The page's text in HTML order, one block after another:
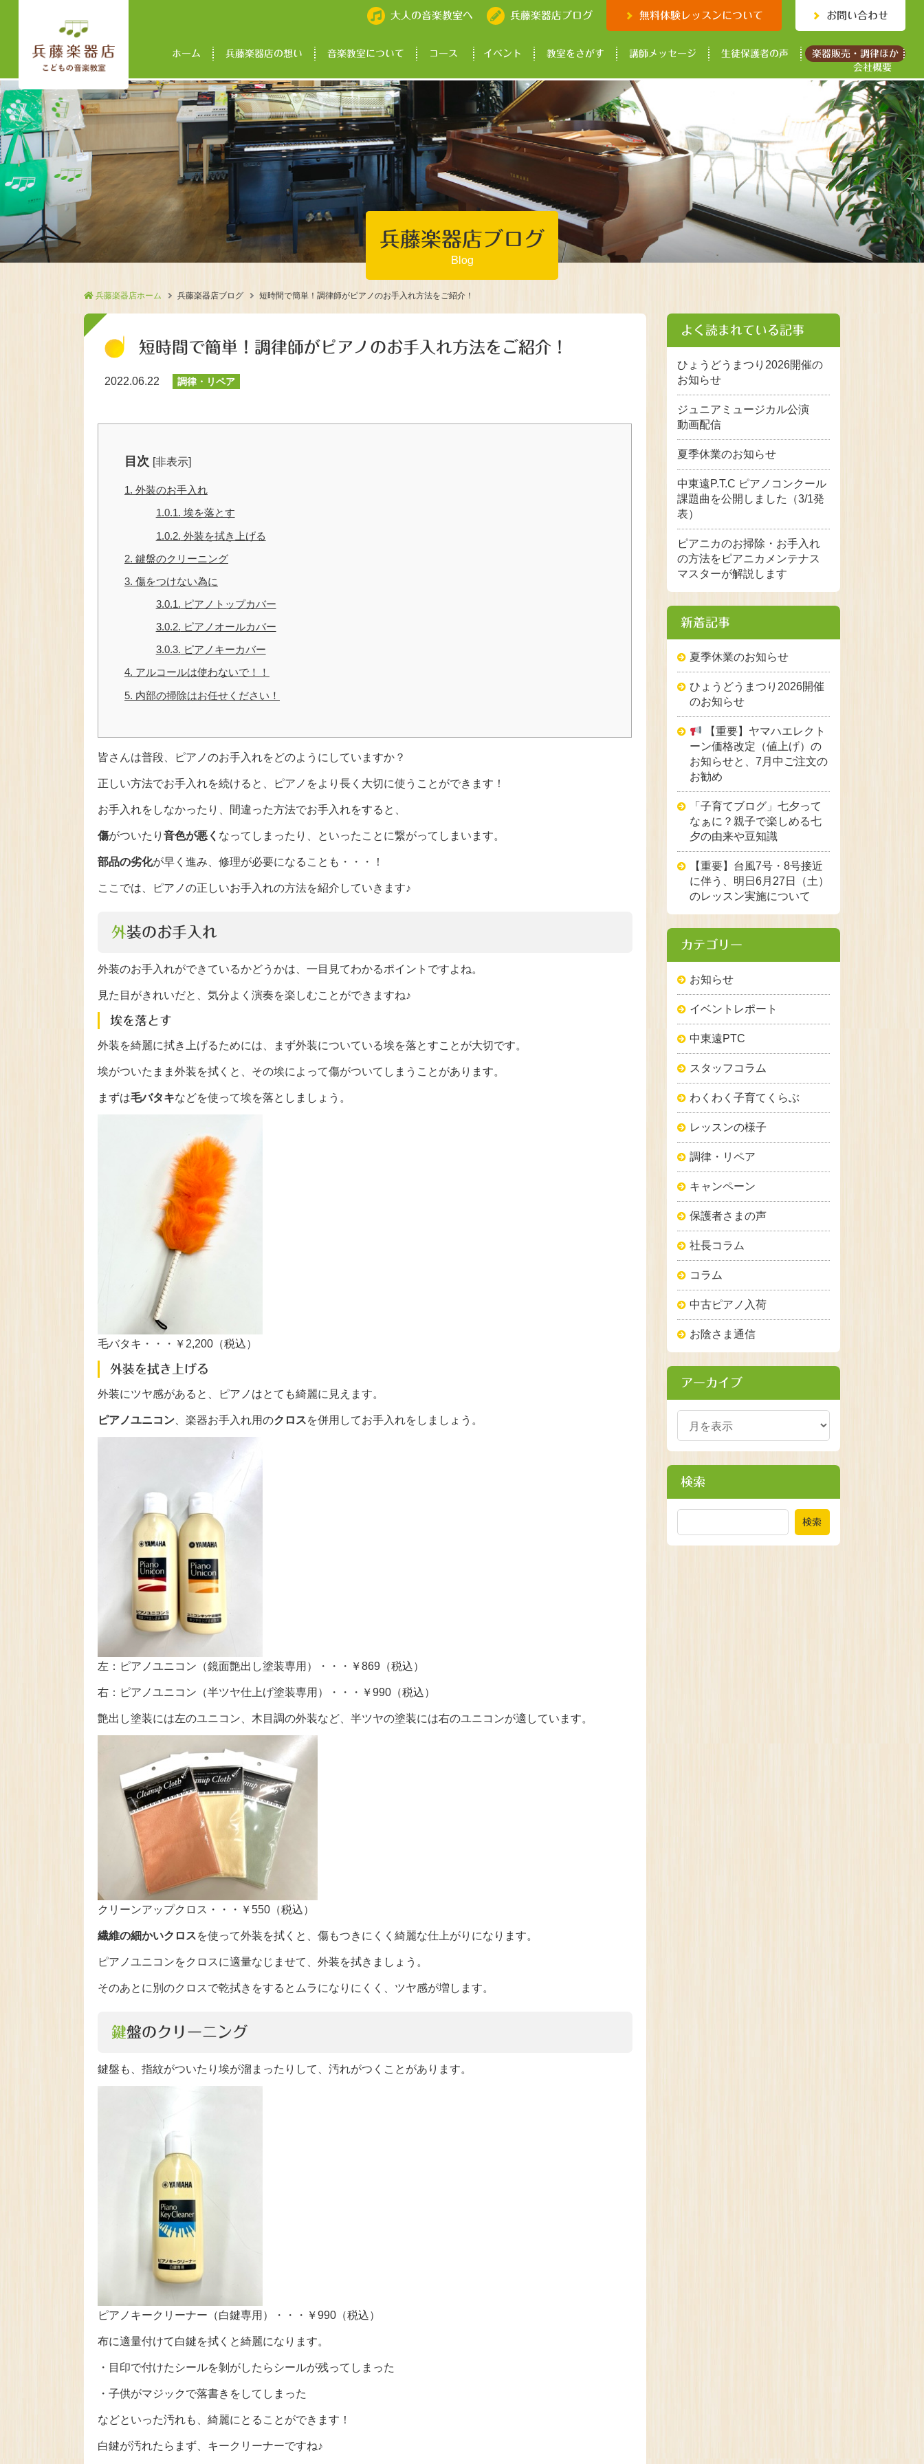
大人の音楽教室へ 兵藤楽器店ブログ 無料体験レッスンについて お問い合わせ
ホーム 兵藤楽器店の想い 音楽教室について コース イベント 教室をさがす 講師メッセージ 生徒保護者の声
楽器販売・調律ほか
会社概要
兵藤楽器店ブログ
Blog
兵藤楽器店ホーム 兵藤楽器店ブログ 短時間で簡単！調律師がピアノのお手入れ方法をご紹介！
短時間で簡単！調律師がピアノのお手入れ方法をご紹介！
2022.06.22 調律・リペア
目次 [非表示]
1. 外装のお手入れ
1.0.1. 埃を落とす
1.0.2. 外装を拭き上げる
2. 鍵盤のクリーニング
3. 傷をつけない為に
3.0.1. ピアノトップカバー
3.0.2. ピアノオールカバー
3.0.3. ピアノキーカバー
4. アルコールは使わないで！！
5. 内部の掃除はお任せください！
皆さんは普段、ピアノのお手入れをどのようにしていますか？
正しい方法でお手入れを続けると、ピアノをより長く大切に使うことができます！
お手入れをしなかったり、間違った方法でお手入れをすると、
傷がついたり 音色が悪く なってしまったり、といったことに繋がってしまいます。
部品の劣化が早く進み、修理が必要になることも・・・！
ここでは、ピアノの正しいお手入れの方法を紹介していきます♪
外装のお手入れ
外装のお手入れができているかどうかは、一目見てわかるポイントですよね。
見た目がきれいだと、気分よく演奏を楽しむことができますね♪
埃を落とす
外装を綺麗に拭き上げるためには、まず外装についている埃を落とすことが大切です。
埃がついたまま外装を拭くと、その埃によって傷がついてしまうことがあります。
まずは毛バタキなどを使って埃を落としましょう。
毛バタキ・・・￥2,200（税込）
外装を拭き上げる
外装にツヤ感があると、ピアノはとても綺麗に見えます。
ピアノユニコン 、楽器お手入れ用のクロスを併用してお手入れをしましょう。
左：ピアノユニコン（鏡面艶出し塗装専用）・・・￥869（税込）
右：ピアノユニコン（半ツヤ仕上げ塗装専用）・・・￥990（税込）
艶出し塗装には左のユニコン、木目調の外装など、半ツヤの塗装には右のユニコンが適しています。
クリーンアップクロス・・・￥550（税込）
繊維の細かいクロスを使って外装を拭くと、傷もつきにくく綺麗な仕上がりになります。
ピアノユニコンをクロスに適量なじませて、外装を拭きましょう。
そのあとに別のクロスで乾拭きをするとムラになりにくく、ツヤ感が増します。
鍵盤のクリーニング
鍵盤も、指紋がついたり埃が溜まったりして、汚れがつくことがあります。
ピアノキークリーナー（白鍵専用）・・・￥990（税込）
布に適量付けて白鍵を拭くと綺麗になります。
・目印で付けたシールを剝がしたらシールが残ってしまった
・子供がマジックで落書きをしてしまった
などといった汚れも、綺麗にとることができます！
白鍵が汚れたらまず、キークリーナーですね♪
よく読まれている記事
ひょうどうまつり2026開催の
お知らせ
ジュニアミュージカル公演
動画配信
夏季休業のお知らせ
中東遠P.T.C ピアノコンクール
課題曲を公開しました（3/1発
表）
ピアニカのお掃除・お手入れ
の方法をピアニカメンテナス
マスターが解説します
新着記事
夏季休業のお知らせ
ひょうどうまつり2026開催
のお知らせ
【重要】ヤマハエレクト
ーン価格改定（値上げ）の
お知らせと、7月中ご注文の
お勧め
「子育てブログ」七夕って
なぁに？親子で楽しめる七
夕の由来や豆知識
【重要】台風7号・8号接近
に伴う、明日6月27日（土）
のレッスン実施について
カテゴリー
お知らせ
イベントレポート
中東遠PTC
スタッフコラム
わくわく子育てくらぶ
レッスンの様子
調律・リペア
キャンペーン
保護者さまの声
社長コラム
コラム
中古ピアノ入荷
お陰さま通信
アーカイブ
検索
検索